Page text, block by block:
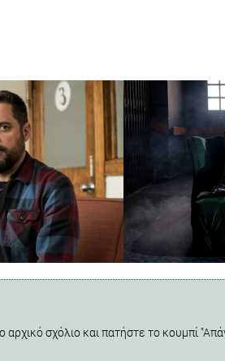
σχόλιο και πατήστε το κουμπί